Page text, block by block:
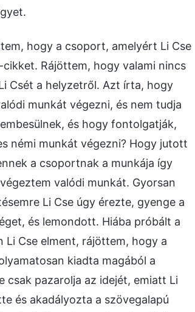
hogy a csoport, amelyért Li Cse
Rájöttem, hogy valami nincs
Csét a helyzetről. Azt írta, hogy
munkát végezni, és nem tudja
és hogy fontolgatják,
némi munkát végezni? Hogy jutott
a csoportnak a munkája így
valódi munkát. Gyorsan
Li Cse úgy érezte, gyenge a
és lemondott. Hiába próbált a
Li Cse elment, rájöttem, hogy a
kiadta magából a
csak pazarolja az idejét, emiatt Li
és akadályozta a szövegalapú